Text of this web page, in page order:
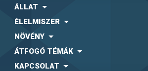
ÁLLAT
ÉLELMISZER
NÖVÉNY
ÁTFOGÓ TÉMÁK
KAPCSOLAT